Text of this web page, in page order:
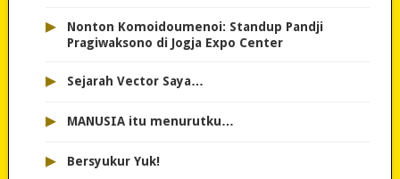
▸
Nonton Komoidoumenoi: Standup Pandji
Pragiwaksono di Jogja Expo Center
▸ Sejarah Vector Saya…
▸ MANUSIA itu menurutku…
▸ Bersyukur Yuk!